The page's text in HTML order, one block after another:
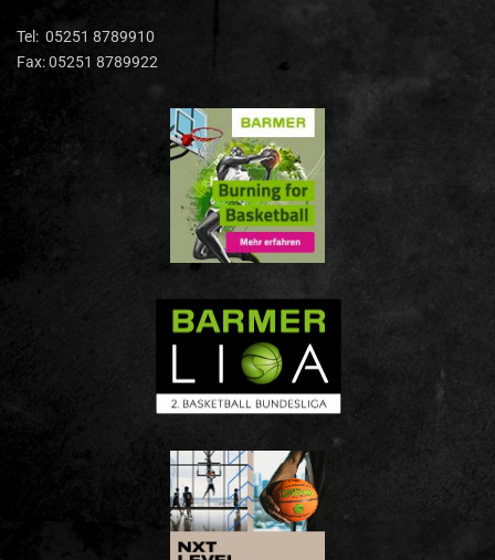
Tel: 05251 8789910
Fax: 05251 8789922